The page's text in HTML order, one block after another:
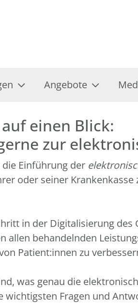
Angebote
einen Blick:
zur
die Einführung der
oder seiner
in der Digitalisierung
allen behandelnden
Patient:innen zu
was genau die
wichtigsten Fragen und